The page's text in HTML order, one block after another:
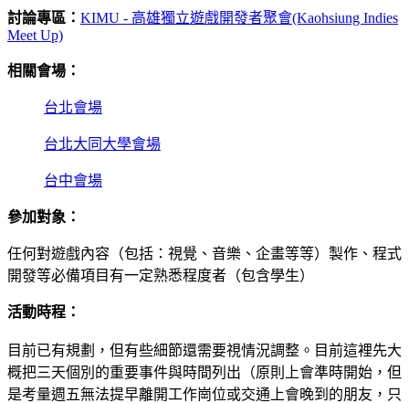
討論專區： KIMU - 高雄獨立遊戲開發者聚會(Kaohsiung Indies
Meet Up)
相關會場：
台北會場
台北大同大學會場
台中會場
參加對象：
任何對遊戲內容（包括：視覺、音樂、企畫等等）製作、程式
開發等必備項目有一定熟悉程度者（包含學生）
活動時程：
目前已有規劃，但有些細節還需要視情況調整。目前這裡先大
概把三天個別的重要事件與時間列出（原則上會準時開始，但
是考量週五無法提早離開工作崗位或交通上會晚到的朋友，只